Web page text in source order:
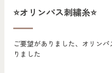
⭐️オリンパス刺繍糸⭐️
ご要望がありました、オリン
りました